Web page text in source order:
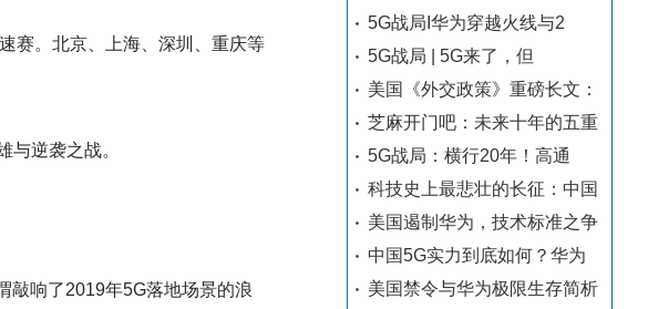
赛。北京、上海、深圳、重庆等
逆袭之战。
敲响了2019年5G落地场景的浪
5G战局I华为穿越火线与2
5G战局 | 5G来了，但
美国《外交政策》重磅长文：
芝麻开门吧：未来十年的五重
5G战局：横行20年！高通
科技史上最悲壮的长征：中国
美国遏制华为，技术标准之争
中国5G实力到底如何？华为
美国禁令与华为极限生存简析